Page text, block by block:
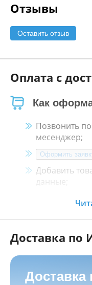
Отзывы
Оставить отзыв
Оплата с
Как
Позвонить
месенджер;
Оформить
Добавить
данные;
Менеджер
Как
Наличными,
картой и
Доставка по
Доставка